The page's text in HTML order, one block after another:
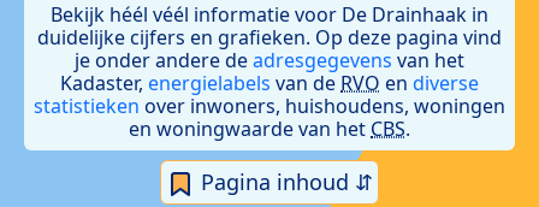
Bekijk héél véél informatie voor De Drainhaak in
duidelijke cijfers en grafieken. Op deze pagina vind
je onder andere deadresgegevens van het
Kadaster, energielabels van de RVO en diverse
statistieken over inwoners, huishoudens, woningen
en woningwaarde van het CBS.
Pagina inhoud ⇵